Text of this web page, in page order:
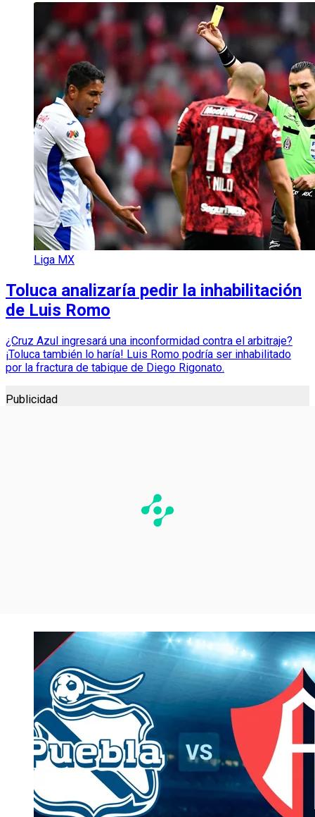
Liga MX
Toluca analizaría pedir la inhabilitación
de Luis Romo
¿Cruz Azul ingresará una inconformidad contra el arbitraje?
¡Toluca también lo haría! Luis Romo podría ser inhabilitado
por la fractura de tabique de Diego Rigonato.
Publicidad